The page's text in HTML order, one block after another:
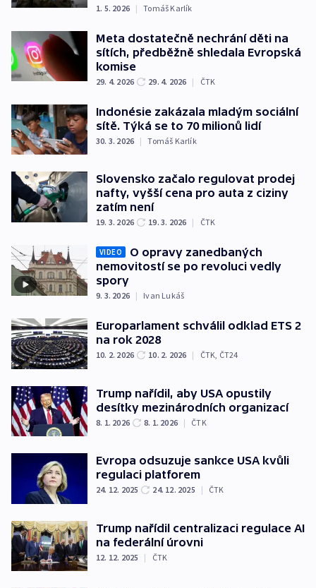
1. 5. 2026 | Tomáš Karlík
Meta dostatečně nechrání děti na
sítích, předběžně shledala Evropská
komise
29. 4. 2026 29. 4. 2026 | ČTK
Indonésie zakázala mladým sociální
sítě. Týká se to 70 milionů lidí
30. 3. 2026 | Tomáš Karlík
Slovensko začalo regulovat prodej
nafty, vyšší cena pro auta z ciziny
zatím není
19. 3. 2026 19. 3. 2026 | ČTK
VIDEO
O opravy zanedbaných
nemovitostí se po revoluci vedly
spory
9. 3. 2026 | Ivan Lukáš
Europarlament schválil odklad ETS 2
na rok 2028
10. 2. 2026 10. 2. 2026 | ČTK, ČT24
Trump nařídil, aby USA opustily
desítky mezinárodních organizací
8. 1. 2026 8. 1. 2026 | ČTK
Evropa odsuzuje sankce USA kvůli
regulaci platforem
24. 12. 2025 24. 12. 2025 | ČTK
Trump nařídil centralizaci regulace AI
na federální úrovni
12. 12. 2025 | ČTK